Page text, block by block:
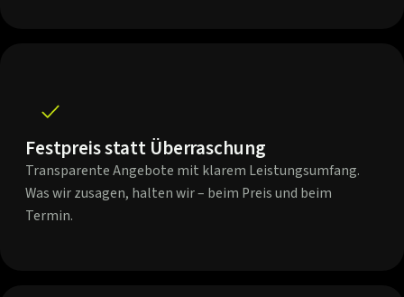
Festpreis statt Überraschung
Transparente Angebote mit klarem Leistungsumfang.
Was wir zusagen, halten wir – beim Preis und beim
Termin.